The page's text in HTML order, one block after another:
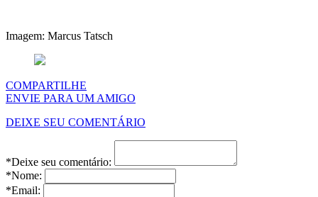
Imagem: Marcus Tatsch
COMPARTILHE
ENVIE PARA UM AMIGO
DEIXE SEU COMENTÁRIO
*Deixe seu comentário:
*Nome:
*Email: